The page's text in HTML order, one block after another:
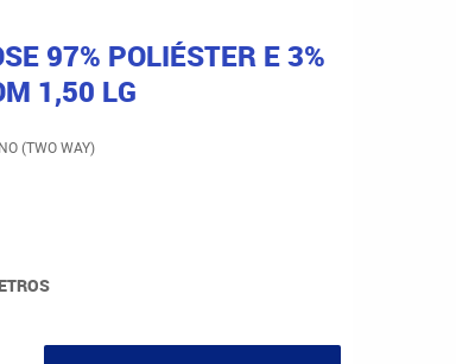
97% POLIÉSTER E 3%
1,50 LG
(TWO WAY)